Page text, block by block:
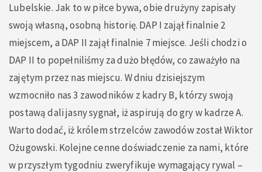
Lubelskie. Jak to w piłce bywa, obie drużyny zapisały
swoją własną, osobną historię. DAP I zajął finalnie 2
miejscem, a DAP II zajął finalnie 7 miejsce. Jeśli chodzi o
DAP II to popełniliśmy za dużo błędów, co zaważyło na
zajętym przez nas miejscu. W dniu dzisiejszym
wzmocniło nas 3 zawodników z kadry B, którzy swoją
postawą dali jasny sygnał, iż aspirują do gry w kadrze A.
Warto dodać, iż królem strzelców zawodów został Wiktor
Ożugowski. Kolejne cenne doświadczenie za nami, które
w przyszłym tygodniu zweryfikuje wymagający rywal –